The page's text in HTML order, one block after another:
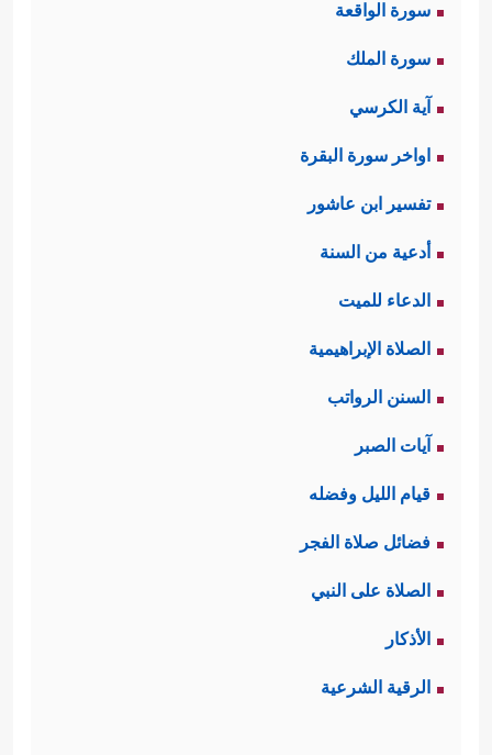
سورة الواقعة
سورة الملك
آية الكرسي
اواخر سورة البقرة
تفسير ابن عاشور
أدعية من السنة
الدعاء للميت
الصلاة الإبراهيمية
السنن الرواتب
آيات الصبر
قيام الليل وفضله
فضائل صلاة الفجر
الصلاة على النبي
الأذكار
الرقية الشرعية